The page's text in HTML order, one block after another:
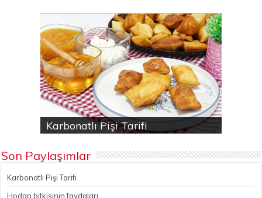
Karbonatlı Pişi Tarifi
Hodan bitkisinin faydaları
Yalancı Baklava Tarifi
Gökçesu Pilavı Tarifi
Nohutlu kereviz yemeği
Son Paylaşımlar
Karbonatlı Pişi Tarifi
Hodan bitkisinin faydaları